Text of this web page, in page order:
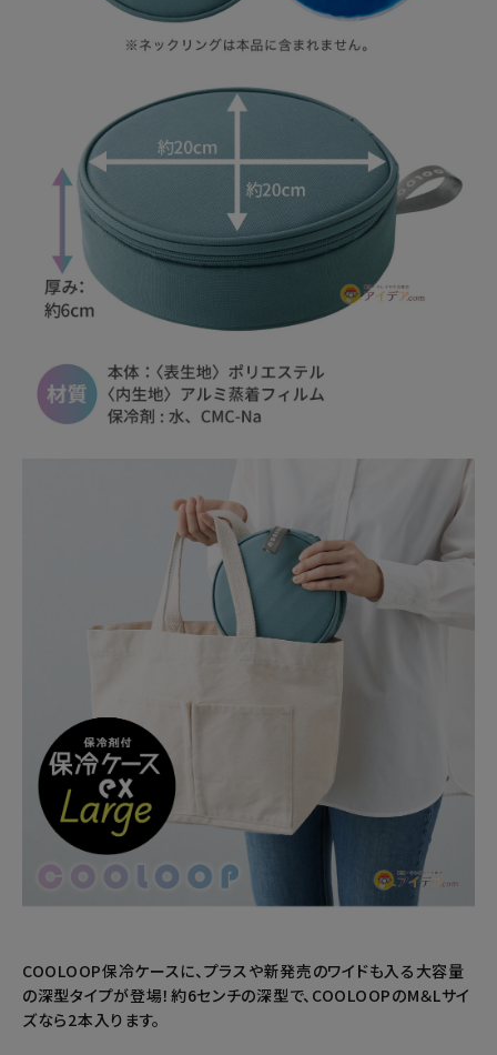
COOLOOP保冷ケースに、プラスや新発売のワイドも入る大容量
の深型タイプが登場！約6センチの深型で、COOLOOPのM＆Lサイ
ズなら2本入ります。